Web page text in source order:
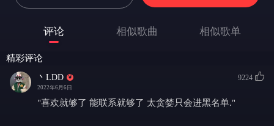
你有善解人意的心
你的微笑总是让我为你着迷
你的美丽总是让我躲不过去
评论 相似歌曲 相似歌单
精彩评论
丶LDD
2022年6月6日
9224
"喜欢就够了 能联系就够了 太贪婪只会进黑名单."